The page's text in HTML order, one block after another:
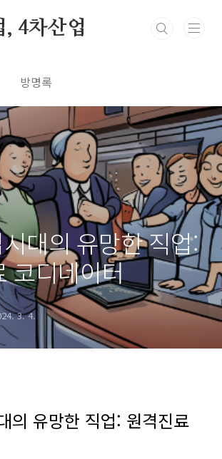
, 4차산업
방명록
대의 유망한 직업:
코디네이터
3. 4.
의 유망한 직업: 원격진료